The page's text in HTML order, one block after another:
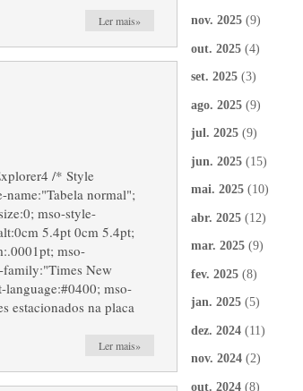
Ler mais»
/* Style
normal";
mso-style-
5.4pt 0cm 5.4pt;
mso-
family:"Times New
language:#0400; mso-
estacionados na placa
Ler mais»
nov. 2025 (9)
out. 2025 (4)
set. 2025 (3)
ago. 2025 (9)
jul. 2025 (9)
jun. 2025 (15)
mai. 2025 (10)
abr. 2025 (12)
mar. 2025 (9)
fev. 2025 (8)
jan. 2025 (5)
dez. 2024 (11)
nov. 2024 (2)
out. 2024 (8)